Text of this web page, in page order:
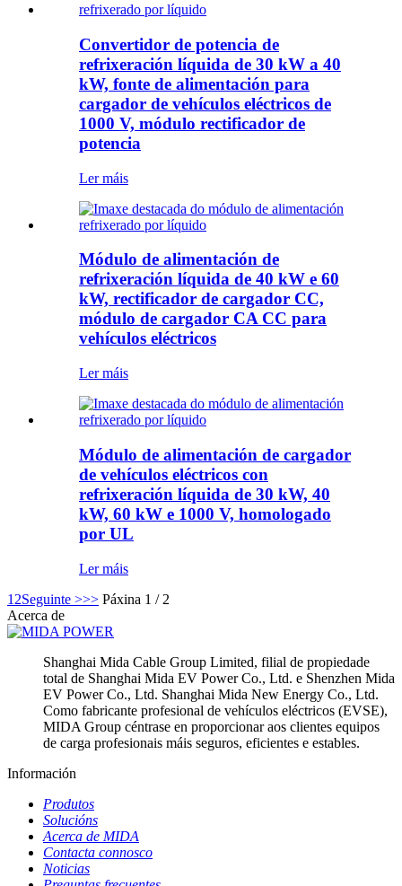
Convertidor de potencia de
refrixeración líquida de 30 kW a 40
kW, fonte de alimentación para
cargador de vehículos eléctricos de
1000 V, módulo rectificador de
potencia
Ler máis
Módulo de alimentación de
refrixeración líquida de 40 kW e 60
kW, rectificador de cargador CC,
módulo de cargador CA CC para
vehículos eléctricos
Ler máis
Módulo de alimentación de cargador
de vehículos eléctricos con
refrixeración líquida de 30 kW, 40
kW, 60 kW e 1000 V, homologado
por UL
Ler máis
1 2Seguinte >>> Páxina 1 / 2
Acerca de
Shanghai Mida Cable Group Limited, filial de propiedade
total de Shanghai Mida EV Power Co., Ltd. e Shenzhen Mida
EV Power Co., Ltd. Shanghai Mida New Energy Co., Ltd.
Como fabricante profesional de vehículos eléctricos (EVSE),
MIDA Group céntrase en proporcionar aos clientes equipos
de carga profesionais máis seguros, eficientes e estables.
Información
Produtos
Solucións
Acerca de MIDA
Contacta connosco
Noticias